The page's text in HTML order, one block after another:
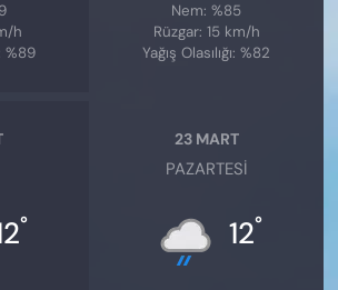
h
%89
Nem: %85
Rüzgar: 15 km/h
Yağış Olasılığı: %82
°
23 MART
PAZARTESI
12°